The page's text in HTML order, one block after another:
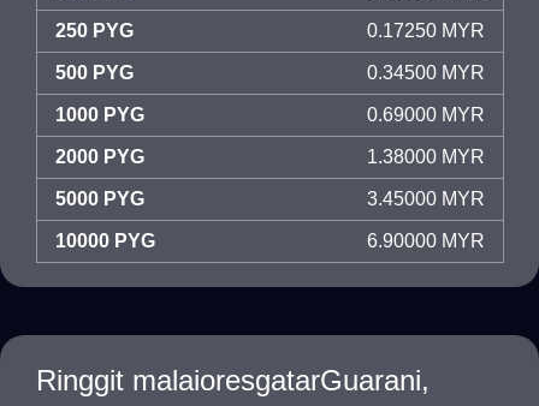
250 PYG 0.17250 MYR
500 PYG 0.34500 MYR
1000 PYG 0.69000 MYR
2000 PYG 1.38000 MYR
5000 PYG 3.45000 MYR
10000 PYG 6.90000 MYR
Ringgit malaioresgatarGuarani,